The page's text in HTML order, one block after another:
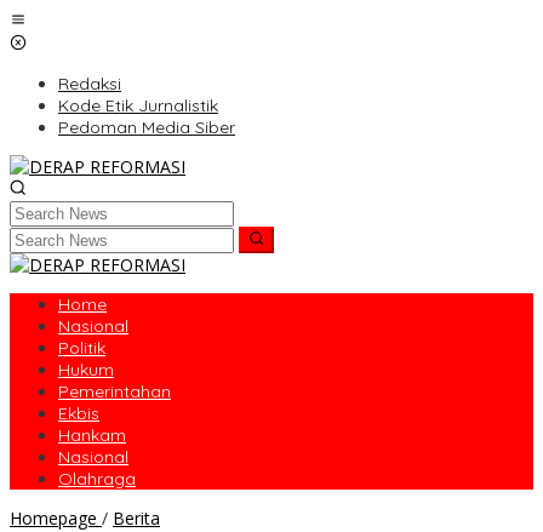
Skip
to
Redaksi
Kode Etik Jurnalistik
Pedoman Media Siber
Home
Nasional
Politik
Hukum
Pemerintahan
Ekbis
Hankam
Nasional
Olahraga
Homepage / Berita